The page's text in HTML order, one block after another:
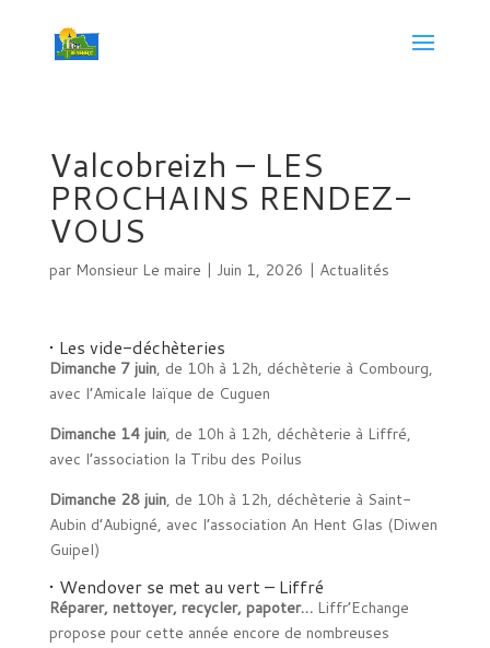
Valcobreizh – LES
PROCHAINS RENDEZ-
VOUS
par Monsieur Le maire | Juin 1, 2026 | Actualités
• Les vide-déchèteries
Dimanche 7 juin, de 10h à 12h, déchèterie à Combourg,
avec l’Amicale laïque de Cuguen
Dimanche 14 juin, de 10h à 12h, déchèterie à Liffré,
avec l’association la Tribu des Poilus
Dimanche 28 juin, de 10h à 12h, déchèterie à Saint-
Aubin d’Aubigné, avec l’association An Hent Glas (Diwen
Guipel)
• Wendover se met au vert – Liffré
Réparer, nettoyer, recycler, papoter… Liffr’Echange
propose pour cette année encore de nombreuses